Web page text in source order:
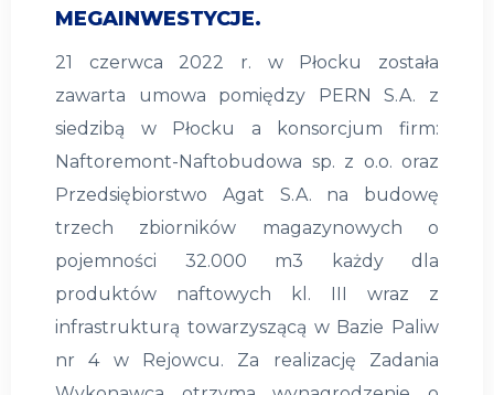
MEGAINWESTYCJE.
21 czerwca 2022 r. w Płocku została
zawarta umowa pomiędzy PERN S.A. z
siedzibą w Płocku a konsorcjum firm:
Naftoremont-Naftobudowa sp. z o.o. oraz
Przedsiębiorstwo Agat S.A. na budowę
trzech zbiorników magazynowych o
pojemności 32.000 m3 każdy dla
produktów naftowych kl. III wraz z
infrastrukturą towarzyszącą w Bazie Paliw
nr 4 w Rejowcu. Za realizację Zadania